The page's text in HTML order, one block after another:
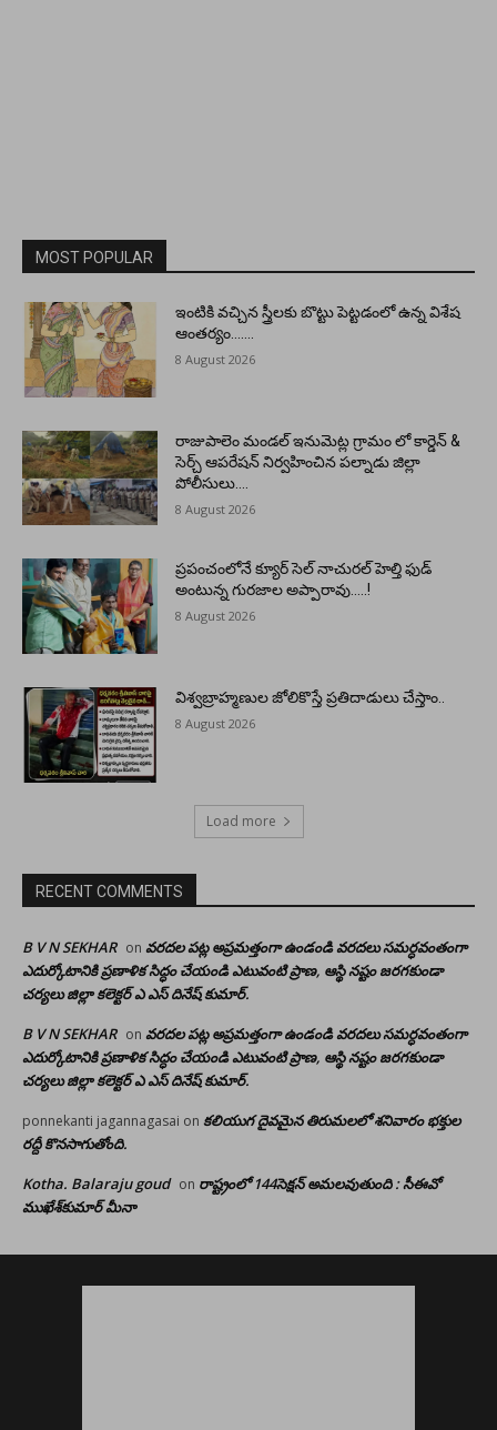
MOST POPULAR
ఇంటికి వచ్చిన స్త్రీలకు బొట్టు పెట్టడంలో ఉన్న విశేష
ఆంతర్యం…….
8 August 2026
రాజుపాలెం మండల్ ఇనుమెట్ల గ్రామం లో కార్డెన్ &
సెర్చ్ ఆపరేషన్ నిర్వహించిన పల్నాడు జిల్లా
పోలీసులు….
8 August 2026
ప్రపంచంలోనే క్యూర్ సెల్ నాచురల్ హెల్తి ఫుడ్
అంటున్న గురజాల అప్పారావు…..!
8 August 2026
విశ్వబ్రాహ్మణుల జోలికొస్తే ప్రతిదాడులు చేస్తాం..
8 August 2026
Load more
RECENT COMMENTS
B V N SEKHAR on వరదల పట్ల అప్రమత్తంగా ఉండండి వరదలు సమర్ధవంతంగా
ఎదుర్కోటానికి ప్రణాళిక సిద్ధం చేయండి ఎటువంటి ప్రాణ, ఆస్థి నష్టం జరగకుండా
చర్యలు జిల్లా కలెక్టర్ ఎ ఎస్ దినేష్ కుమార్.
B V N SEKHAR on వరదల పట్ల అప్రమత్తంగా ఉండండి వరదలు సమర్ధవంతంగా
ఎదుర్కోటానికి ప్రణాళిక సిద్ధం చేయండి ఎటువంటి ప్రాణ, ఆస్థి నష్టం జరగకుండా
చర్యలు జిల్లా కలెక్టర్ ఎ ఎస్ దినేష్ కుమార్.
ponnekanti jagannagasai on కలియుగ దైవమైన తిరుమలలో శనివారం భక్తుల
రద్దీ కొనసాగుతోంది.
Kotha. Balaraju goud on రాష్ట్రంలో 144సెక్షన్ అమలవుతుంది : సీఈవో
ముఖేశ్‌కుమార్‌ మీనా